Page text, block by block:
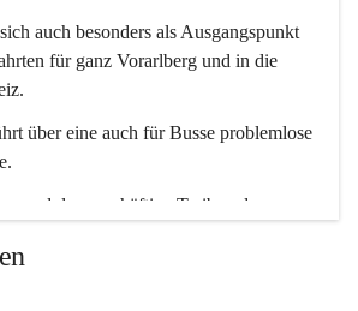
auch besonders als Ausgangspunkt
für ganz Vorarlberg und in die
über eine auch für Busse problemlose
und das geschäftige Treiben der